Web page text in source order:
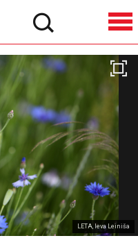
LETA, Ieva Leiniša